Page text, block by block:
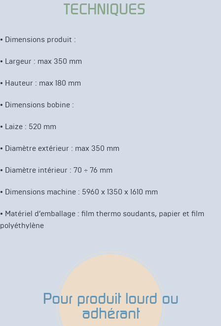
TECHNIQUES
• Dimensions produit :
• Largeur : max 350 mm
• Hauteur : max 180 mm
• Dimensions bobine :
• Laize : 520 mm
• Diamètre extérieur : max 350 mm
• Diamètre intérieur : 70 ÷ 76 mm
• Dimensions machine : 5960 x 1350 x 1610 mm
• Matériel d’emballage : film thermo soudants, papier et film
polyéthylène
Pour produit lourd ou
adhérant